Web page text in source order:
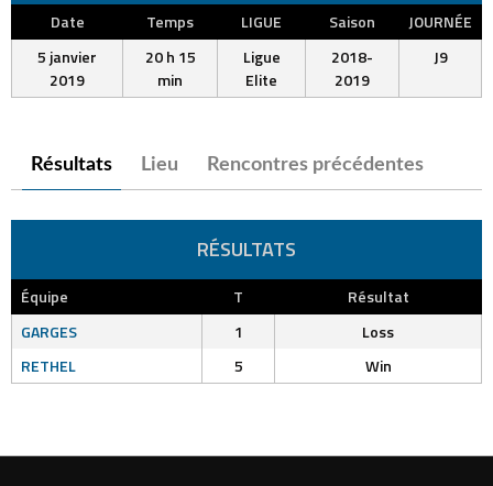
Date Temps LIGUE Saison
JOURNÉE
5 janvier
2019
20 h 15
min
Ligue
Elite
2018-
2019
J9
Résultats Lieu Rencontres précédentes
RÉSULTATS
Équipe T
Résultat
GARGES
1
Loss
RETHEL
5 Win